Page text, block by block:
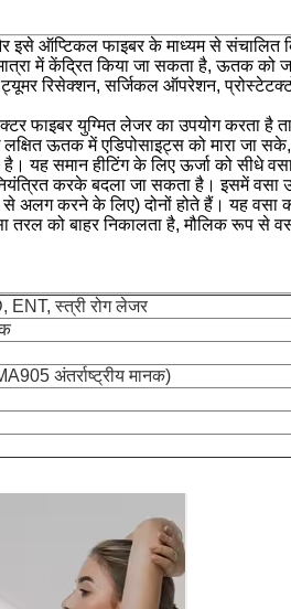
ऑप्टिकल फाइबर के माध्यम से संचालित
में केंद्रित किया जा सकता है, ऊतक को
रिसेक्शन, सर्जिकल ऑपरेशन,
फाइबर युग्मित लेजर का उपयोग करता है
ऊतक में एडिपोसाइट्स को मारा
यह समान हीटिंग के लिए ऊर्जा को सीधे
करके बदला जा सकता है। इसमें
से अलग करने के लिए) दोनों होते हैं। यह वसा
तरल को बाहर निकालता है, मौलिक रूप
ENT, स्त्री रोग लेजर
अंतर्राष्ट्रीय मानक)